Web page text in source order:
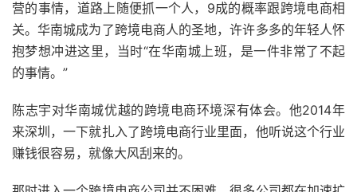
营的事情，道路上随便抓一个人，9成的概率跟跨境电商相
关。华南城成为了跨境电商人的圣地，许许多多的年轻人怀
抱梦想冲进这里，当时“在华南城上班，是一件非常了不起
的事情。”
陈志宇对华南城优越的跨境电商环境深有体会。他2014年
来深圳，一下就扎入了跨境电商行业里面，他听说这个行业
赚钱很容易，就像大风刮来的。